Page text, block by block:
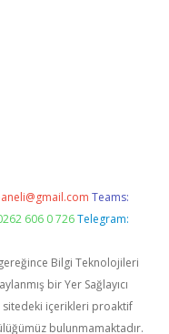
Teams:
606 0 726 Telegram:
Bilgi Teknolojileri
bir Yer Sağlayıcı
içerikleri proaktif
bulunmamaktadır.